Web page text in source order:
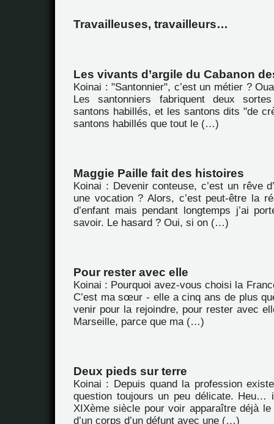
Travailleuses, travailleurs…
Les vivants d’argile du Cabanon
Koinai : "Santonnier", c’est un métier ?
Les santonniers fabriquent deux
santons habillés, et les santons dits "de
santons habillés que tout le (…)
Maggie Paille fait des histoires
Koinai : Devenir conteuse, c’est un rêve
une vocation ? Alors, c’est peut-être la
d’enfant mais pendant longtemps j’ai
savoir. Le hasard ? Oui, si on (…)
Pour rester avec elle
Koinai : Pourquoi avez-vous choisi la
C’est ma sœur - elle a cinq ans de plus
venir pour la rejoindre, pour rester avec
Marseille, parce que ma (…)
Deux pieds sur terre
Koinai : Depuis quand la profession
question toujours un peu délicate. Heu…
XIXème siècle pour voir apparaître déjà
d’un corps d’un défunt avec une (…)